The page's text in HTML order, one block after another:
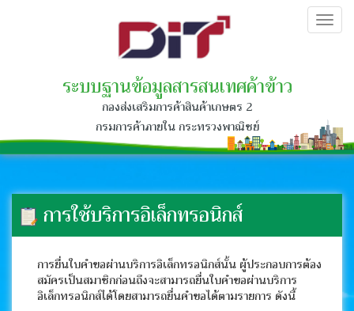
ระบบฐานข้อมูลสารสนเทศค้าข้าว
กองส่งเสริมการค้าสินค้าเกษตร 2
กรมการค้าภายใน กระทรวงพาณิชย์
การใช้บริการอิเล็กทรอนิกส์
การยื่นใบคำขอผ่านบริการอิเล็กทรอนิกส์นั้น ผู้ประกอบการต้อง
สมัครเป็นสมาชิกก่อนถึงจะสามารถยื่นใบคำขอผ่านบริการ
อิเล็กทรอนิกส์ได้โดยสามารถยื่นคำขอได้ตามรายการ ดังนี้